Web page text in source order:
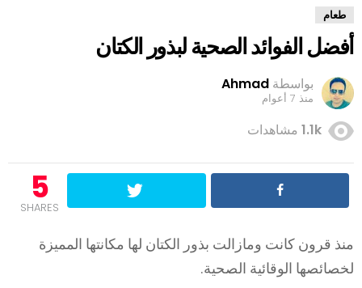
طعام
أفضل الفوائد الصحية لبذور الكتان
بواسطة Ahmad
منذ 7 أعوام
1.1k مشاهدات
5
SHARES
منذ قرون كانت ومازالت بذور الكتان لها مكانتها المميزة
لخصائصها الوقائية الصحية.